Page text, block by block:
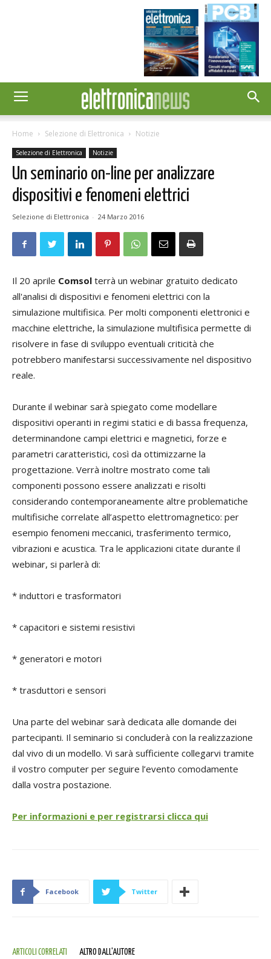
Home Selezione di Elettronica Notizie
Selezione di Elettronica Notizie
Un seminario on-line per analizzare
dispositivi e fenomeni elettrici
Selezione di Elettronica - 24 Marzo 2016
Il 20 aprile Comsol terrà un webinar gratuito dedicato
all'analisi di dispositivi e fenomeni elettrici con la
simulazione multifisica. Per molti componenti elettronici e
macchine elettriche, la simulazione multifisica permette di
risolvere in fase di sviluppo eventuali criticità che
potrebbero manifestarsi successivamente nel dispositivo
reale.
Durante il webinar sarà spiegato come modellare
dispositivi operanti in regimi statici e di bassa frequenza,
determinandone campi elettrici e magnetici, forze e
parametri caratteristici, così da ottimizzarne la
progettazione. Verrà inoltre mostrato come tali
componenti possono essere analizzati e risolti
considerando contemporaneamente altre problematiche
multifisiche correlate all’aspetto elettromagnetico: per
esempio fenomeni meccanici, trasferimento termico,
vibrazioni e acustica. Tra le applicazioni citate durante il
webinar, si parlerà di:
* induttori e trasformatori
* capacitori e sistemi resistivi
* generatori e motori
* trasduttori e sensori
Una parte del webinar sarà dedicata alle domande dei
partecipanti. Il seminario si concluderà con la realizzazione
dal vivo di un modello. Vi sarà sufficiente collegarvi tramite
il vostro computer per seguire l’evento comodamente
dalla vostra postazione.
Per informazioni e per registrarsi clicca qui
Facebook Twitter
ARTICOLI CORRELATI ALTRO DALL'AUTORE